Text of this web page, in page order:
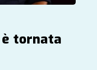
è tornata